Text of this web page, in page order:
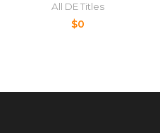
All DE Titles
$0